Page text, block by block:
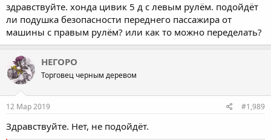
здравствуйте. хонда цивик 5 д с левым рулём. подойдёт
ли подушка безопасности переднего пассажира от
машины с правым рулём? или как то можно переделать?
НЕГОРО
Торговец черным деревом
12 Мар 2019 #1,989
Здравствуйте. Нет, не подойдёт.